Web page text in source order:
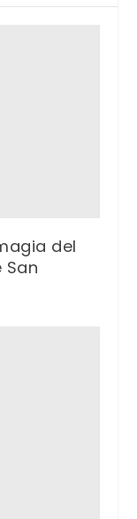
del
San